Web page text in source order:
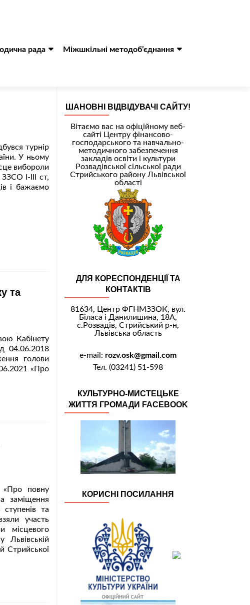
рада Міжшкільні методоб’єднання
турнір
У ньому
вибороли
І-ІІІ ст,
і бажаємо
та
Кабінету
04.06.2018
голови
«Про
«Про повну
заміщення
та
участь
місцевого
Львівській
СтрийськоїЧитати
вакантних
ШАНОВНІ ВІДВІДУВАЧІ САЙТУ!
Вітаємо вас на офіційному веб-
сайті Центру фінансово-
господарського та навчально-
методичного забезпечення
закладів освіти і культури
Розвадівської сільської ради
Стрийського району Львівської
області
ДЛЯ КОРЕСПОНДЕНЦІЇ ТА
КОНТАКТІВ
81634, Центр ФГНМЗЗОК, вул.
Біласа і Данилишина, 18А,
с.Розвадів, Стрийський р-н,
Львівська область
e-mail: rozv.osk@gmail.com
Тел. (03241) 51-598
КУЛЬТУРНО-МИСТЕЦЬКЕ
ЖИТТЯ ГРОМАДИ FACEBOOK
КОРИСНІ ПОСИЛАННЯ